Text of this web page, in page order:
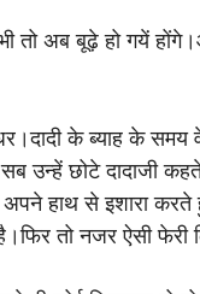
तो अब बूढ़े हो गयें
के ब्याह के
उन्हें छोटे दादाजी
हाथ से इशारा करते
तो नजर ऐसी